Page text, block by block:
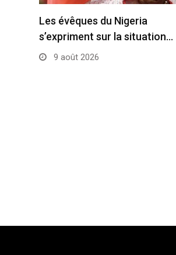
Les évêques du Nigeria
s’expriment sur la situation…
9 août 2026